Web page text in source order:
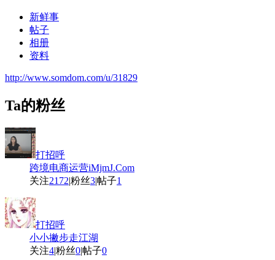
新鲜事
帖子
相册
资料
http://www.somdom.com/u/31829
Ta的粉丝
打招呼
跨境电商运营iMjmJ.Com
关注2172|粉丝3|帖子1
打招呼
小小撇步走江湖
关注4|粉丝0|帖子0